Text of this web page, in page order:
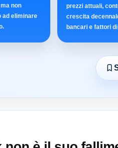
non
ad eliminare
prezzi attuali,
crescita
bancari e fattori